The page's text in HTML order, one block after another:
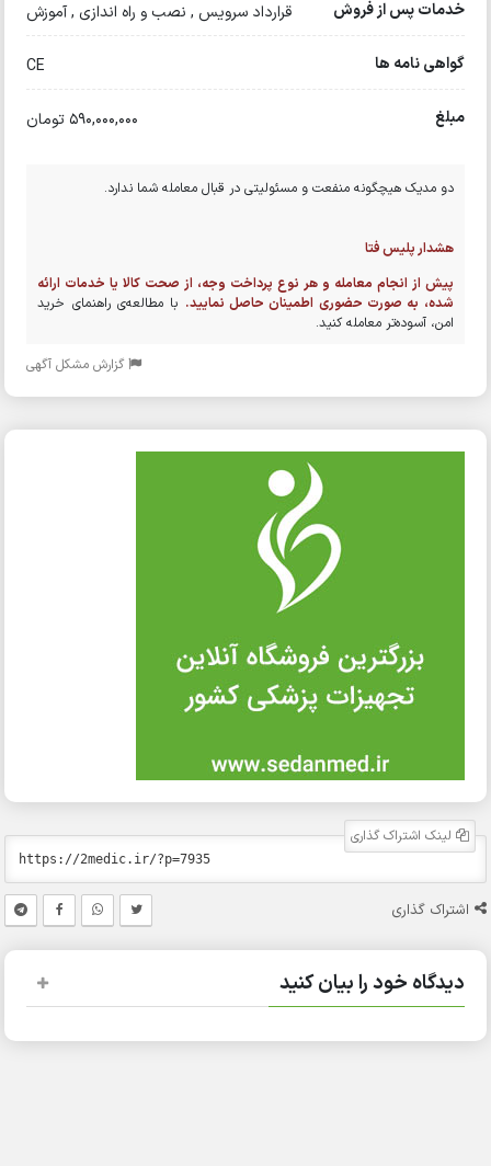
خدمات پس از فروش قرارداد سرویس , نصب و راه اندازی , آموزش
گواهی نامه ها CE
مبلغ 590,000,000 تومان
دو مدیک هیچگونه منفعت و مسئولیتی در قبال معامله شما ندارد.
هشدار پلیس فتا
پیش از انجام معامله و هر نوع پرداخت وجه، از صحت کالا یا خدمات ارائه
شده، به صورت حضوری اطمینان حاصل نمایید. با مطالعه‌ی راهنمای خرید
امن، آسوده‌تر معامله کنید.
گزارش مشکل آگهی
لینک اشتراک گذاری
اشتراک گذاری
دیدگاه خود را بیان کنید